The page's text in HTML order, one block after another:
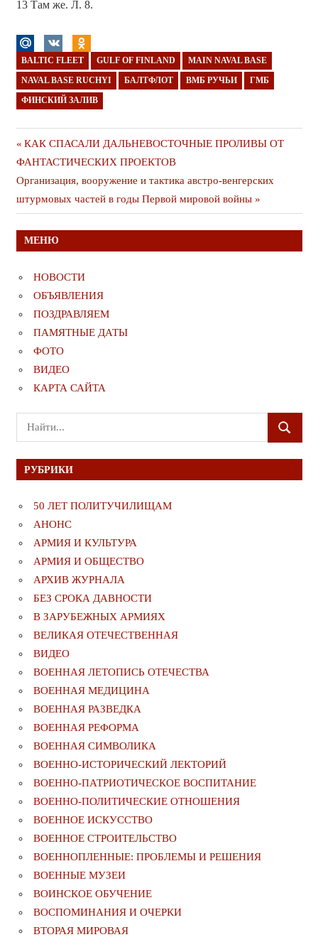
13 Там же. Л. 8.
BALTIC FLEET GULF OF FINLAND MAIN NAVAL BASE
NAVAL BASE RUCHYI БАЛТФЛОТ ВМБ РУЧЬИ ГМБ
ФИНСКИЙ ЗАЛИВ
Навигация
по
записям
Предыдущая
публикация
КАК СПАСАЛИ ДАЛЬНЕВОСТОЧНЫЕ ПРОЛИВЫ ОТ
ФАНТАСТИЧЕСКИХ ПРОЕКТОВ
Следующая
публикация
Организация, вооружение и тактика австро-венгерских
штурмовых частей в годы Первой мировой войны
МЕНЮ
НОВОСТИ
ОБЪЯВЛЕНИЯ
ПОЗДРАВЛЯЕМ
ПАМЯТНЫЕ ДАТЫ
ФОТО
ВИДЕО
КАРТА САЙТА
Поиск
для:
ПОИСК
РУБРИКИ
50 ЛЕТ ПОЛИТУЧИЛИЩАМ
АНОНС
АРМИЯ И КУЛЬТУРА
АРМИЯ И ОБЩЕСТВО
АРХИВ ЖУРНАЛА
БЕЗ СРОКА ДАВНОСТИ
В ЗАРУБЕЖНЫХ АРМИЯХ
ВЕЛИКАЯ ОТЕЧЕСТВЕННАЯ
ВИДЕО
ВОЕННАЯ ЛЕТОПИСЬ ОТЕЧЕСТВА
ВОЕННАЯ МЕДИЦИНА
ВОЕННАЯ РАЗВЕДКА
ВОЕННАЯ РЕФОРМА
ВОЕННАЯ СИМВОЛИКА
ВОЕННО-ИСТОРИЧЕСКИЙ ЛЕКТОРИЙ
ВОЕННО-ПАТРИОТИЧЕСКОЕ ВОСПИТАНИЕ
ВОЕННО-ПОЛИТИЧЕСКИE ОТНОШЕНИЯ
ВОЕННОЕ ИСКУССТВО
ВОЕННОЕ СТРОИТЕЛЬСТВО
ВОЕННОПЛЕННЫЕ: ПРОБЛЕМЫ И РЕШЕНИЯ
ВОЕННЫЕ МУЗЕИ
ВОИНСКОЕ ОБУЧЕНИЕ
ВОСПОМИНАНИЯ И ОЧЕРКИ
ВТОРАЯ МИРОВАЯ